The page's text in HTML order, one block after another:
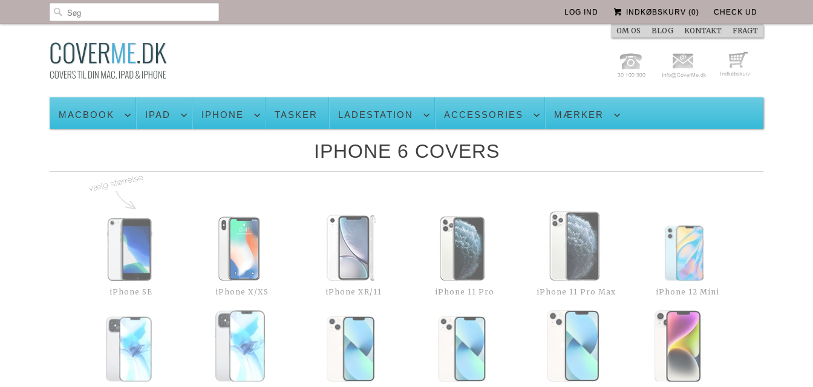
LOG IND INDKØBSKURV (0) CHECK UD
OM OS BLOG KONTAKT FRAGT
MACBOOK IPAD IPHONE TASKER LADESTATION ACCESSORIES MÆRKER
IPHONE 6 COVERS
iPhone SE iPhone X/XS iPhone XR/11 iPhone 11 Pro iPhone 11 Pro Max iPhone 12 Mini